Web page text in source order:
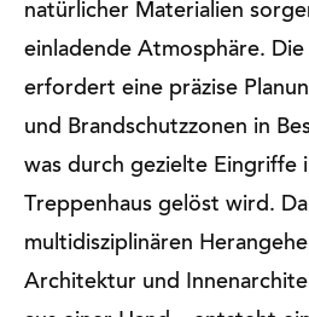
natürlicher Materialien
einladende Atmosphäre.
erfordert eine präzise
und Brandschutzzonen in
was durch gezielte Eingriffe
Treppenhaus gelöst wird.
multidisziplinären
Architektur und